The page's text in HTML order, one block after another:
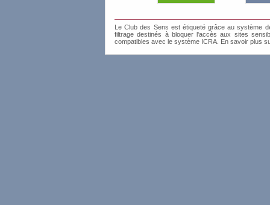
Le Club des Sens est étiqueté grâce au système
filtrage destinés à bloquer l'accès aux sites
compatibles avec le système ICRA. En savoir plus